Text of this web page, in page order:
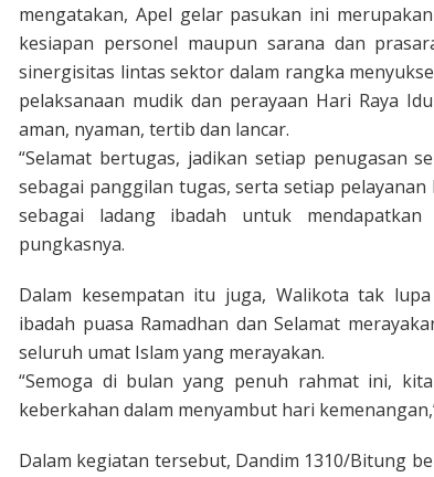
mengatakan, Apel gelar pasukan ini
kesiapan personel maupun sarana dan
sinergisitas lintas sektor dalam rangka
pelaksanaan mudik dan perayaan Hari Raya
aman, nyaman, tertib dan lancar.
“Selamat bertugas, jadikan setiap penugasan
sebagai panggilan tugas, serta setiap
sebagai ladang ibadah untuk
pungkasnya.
Dalam kesempatan itu juga, Walikota tak
ibadah puasa Ramadhan dan Selamat
seluruh umat Islam yang merayakan.
“Semoga di bulan yang penuh rahmat ini,
keberkahan dalam menyambut hari
Dalam kegiatan tersebut, Dandim 1310/Bitung